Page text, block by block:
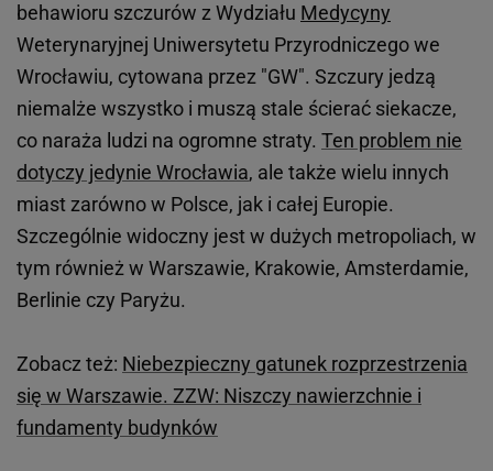
behawioru szczurów z Wydziału Medycyny
Weterynaryjnej Uniwersytetu Przyrodniczego we
Wrocławiu, cytowana przez "GW". Szczury jedzą
niemalże wszystko i muszą stale ścierać siekacze,
co naraża ludzi na ogromne straty. Ten problem nie
dotyczy jedynie Wrocławia, ale także wielu innych
miast zarówno w Polsce, jak i całej Europie.
Szczególnie widoczny jest w dużych metropoliach, w
tym również w Warszawie, Krakowie, Amsterdamie,
Berlinie czy Paryżu.
Zobacz też: Niebezpieczny gatunek rozprzestrzenia
się w Warszawie. ZZW: Niszczy nawierzchnie i
fundamenty budynków